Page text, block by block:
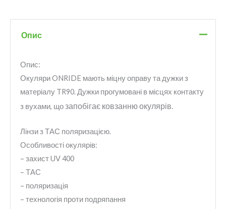
Опис
Опис:
Окуляри ONRIDE мають міцну оправу та дужки з
матеріалу TR90. Дужки прогумовані в місцях контакту
з вухами, щозапобігає ковзанню окулярів.
Лінзи з ТАС поляризацією.
Особливості окулярів:
– захист UV 400
– ТАС
– поляризація
– технологія проти подряпання